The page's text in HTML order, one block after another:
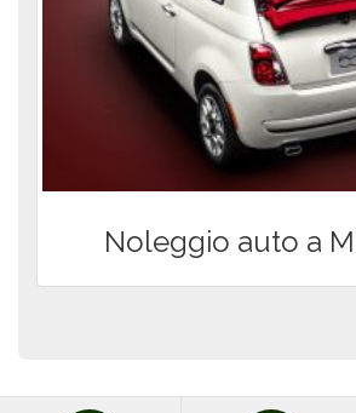
Noleggio auto a